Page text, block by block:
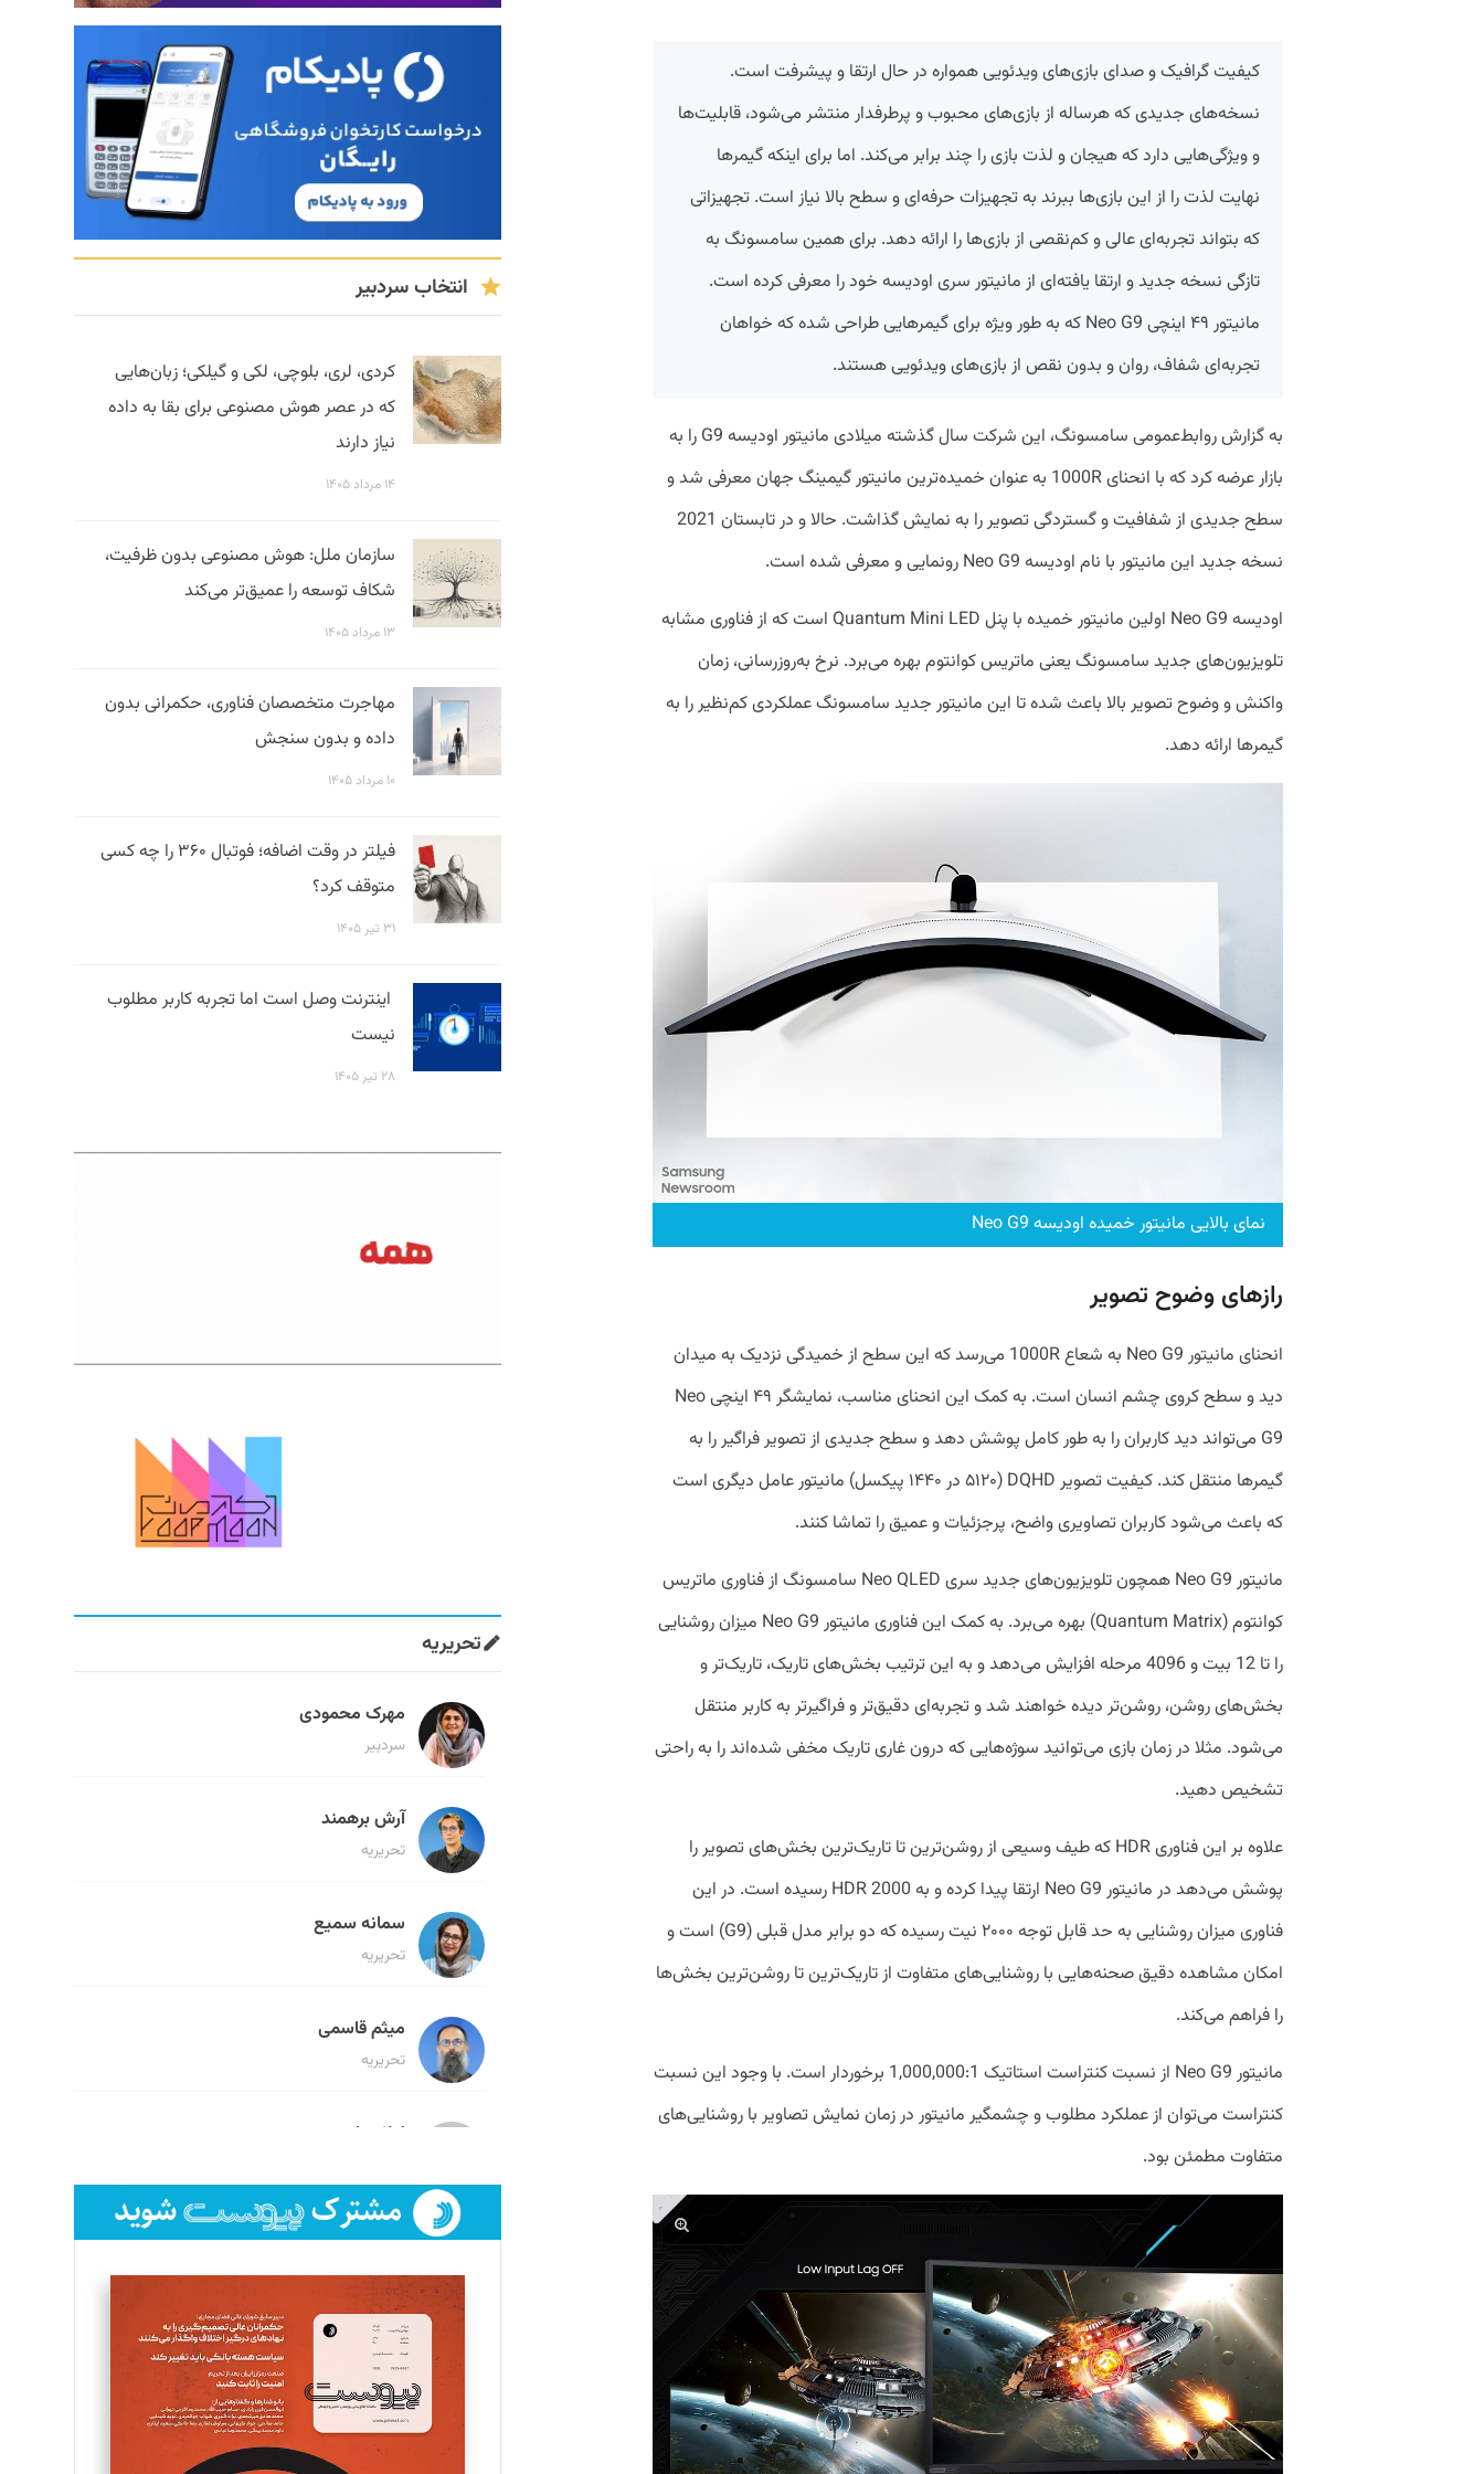
کیفیت گرافیک و صدای بازی‌های ویدئویی همواره در حال ارتقا و پیشرفت است.
نسخه‌های جدیدی که هرساله از بازی‌های محبوب و پرطرفدار منتشر می‌شود، قابلیت‌ها
و ویژگی‌هایی دارد که هیجان و لذت بازی را چند برابر می‌کند. اما برای اینکه گیمرها
نهایت لذت را از این بازی‌ها ببرند به تجهیزات حرفه‌ای و سطح بالا نیاز است. تجهیزاتی
که بتواند تجربه‌ای عالی و کم‌نقصی از بازی‌ها را ارائه دهد. برای همین سامسونگ به
تازگی نسخه جدید و ارتقا یافته‌ای از مانیتور سری اودیسه خود را معرفی کرده است.
مانیتور ۴۹ اینچی Neo G9 که به طور ویژه برای گیمرهایی طراحی شده که خواهان
تجربه‌ای شفاف، روان و بدون نقص از بازی‌های ویدئویی هستند.
به گزارش روابط‌عمومی سامسونگ، این شرکت سال گذشته میلادی مانیتور اودیسه G9 را به
بازار عرضه کرد که با انحنای 1000R به عنوان خمیده‌ترین مانیتور گیمینگ جهان معرفی شد و
سطح جدیدی از شفافیت و گستردگی تصویر را به نمایش گذاشت. حالا و در تابستان 2021
نسخه جدید این مانیتور با نام اودیسه Neo G9 رونمایی و معرفی شده است.
اودیسه Neo G9 اولین مانیتور خمیده با پنل Quantum Mini LED است که از فناوری مشابه
تلویزیون‌های جدید سامسونگ یعنی ماتریس کوانتوم بهره می‌برد. نرخ به‌روزرسانی، زمان
واکنش و وضوح تصویر بالا باعث شده تا این مانیتور جدید سامسونگ عملکردی کم‌نظیر را به
گیمرها ارائه دهد.
نمای بالایی مانیتور خمیده اودیسه Neo G9
رازهای وضوح تصویر
انحنای مانیتور Neo G9 به شعاع 1000R می‌رسد که این سطح از خمیدگی نزدیک به میدان
دید و سطح کروی چشم انسان است. به کمک این انحنای مناسب، نمایشگر ۴۹ اینچی Neo
G9 می‌تواند دید کاربران را به طور کامل پوشش دهد و سطح جدیدی از تصویر فراگیر را به
گیمرها منتقل کند. کیفیت تصویر DQHD (۵۱۲۰ در ۱۴۴۰ پیکسل) مانیتور عامل دیگری است
که باعث می‌شود کاربران تصاویری واضح، پرجزئیات و عمیق را تماشا کنند.
مانیتور Neo G9 همچون تلویزیون‌های جدید سری Neo QLED سامسونگ از فناوری ماتریس
کوانتوم (Quantum Matrix) بهره می‌برد. به کمک این فناوری مانیتور Neo G9 میزان روشنایی
را تا 12 بیت و 4096 مرحله افزایش می‌دهد و به این ترتیب بخش‌های تاریک، تاریک‌تر و
بخش‌های روشن، روشن‌تر دیده خواهند شد و تجربه‌ای دقیق‌تر و فراگیرتر به کاربر منتقل
می‌شود. مثلا در زمان بازی‌ می‌توانید سوژه‌هایی که درون غاری تاریک مخفی شده‌اند را به راحتی
تشخیص دهید.
علاوه بر این فناوری HDR که طیف وسیعی از روشن‌ترین تا تاریک‌ترین بخش‌های تصویر را
پوشش می‌دهد در مانیتور Neo G9 ارتقا پیدا کرده و به HDR 2000 رسیده است. در این
فناوری میزان روشنایی به حد قابل توجه ۲۰۰۰ نیت رسیده که دو برابر مدل قبلی (G9) است و
امکان مشاهده دقیق صحنه‌هایی با روشنایی‌های متفاوت از تاریک‌ترین تا روشن‌ترین بخش‌ها
را فراهم می‌کند.
مانیتور Neo G9 از نسبت کنتراست استاتیک 1,000,000:1 برخوردار است. با وجود این نسبت
کنتراست می‌توان از عملکرد مطلوب و چشمگیر مانیتور در زمان نمایش تصاویر با روشنایی‌های
متفاوت مطمئن بود.
انتخاب سردبیر
کردی، لری، بلوچی، لکی و گیلکی؛ زبان‌هایی
که در عصر هوش مصنوعی برای بقا به داده
نیاز دارند
۱۴ مرداد ۱۴۰۵
سازمان ملل: هوش مصنوعی بدون ظرفیت،
شکاف توسعه را عمیق‌تر می‌کند
۱۳ مرداد ۱۴۰۵
مهاجرت متخصصان فناوری، حکمرانی بدون
داده و بدون سنجش
۱۰ مرداد ۱۴۰۵
فیلتر در وقت اضافه؛ فوتبال ۳۶۰ را چه کسی
متوقف کرد؟
۳۱ تیر ۱۴۰۵
اینترنت وصل است اما تجربه کاربر مطلوب
نیست
۲۸ تیر ۱۴۰۵
تحریریه
مهرک محمودی
سردبیر
آرش برهمند
تحریریه
سمانه سمیع
تحریریه
میثم قاسمی
تحریریه
لیلا حنارود
فائزه فتحی رستمی
تحریریه
سروش کرمیان
تحریریه
مینا پاکدل